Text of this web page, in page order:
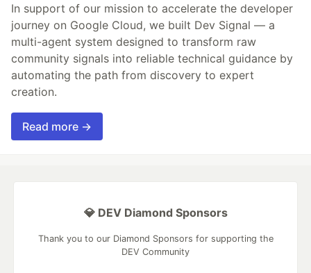
In support of our mission to accelerate the developer
journey on Google Cloud, we built Dev Signal — a
multi-agent system designed to transform raw
community signals into reliable technical guidance by
automating the path from discovery to expert
creation.
Read more →
💎 DEV Diamond Sponsors
Thank you to our Diamond Sponsors for supporting the
DEV Community